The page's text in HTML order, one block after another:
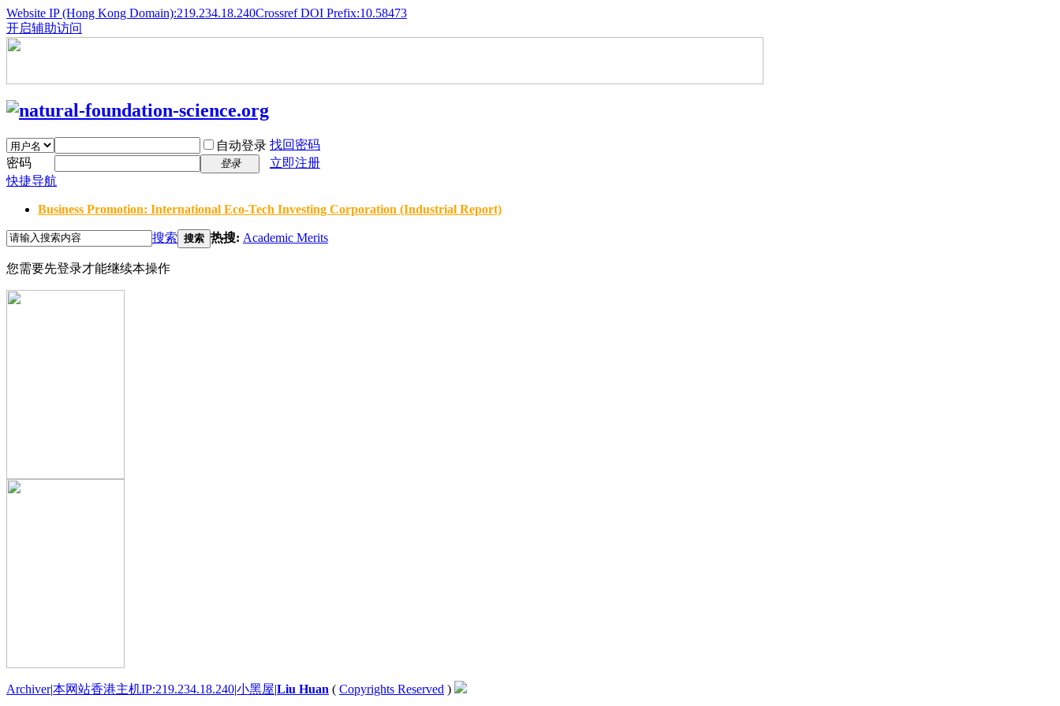
Website IP (Hong Kong Domain):219.234.18.240Crossref DOI Prefix:10.58473
开启辅助访问
自动登录 找回密码
密码
登录
立即注册
快捷导航
Business Promotion: International Eco-Tech Investing Corporation (Industrial Report)
搜索 搜索 热搜: Academic Merits
您需要先登录才能继续本操作
Archiver|本网站香港主机IP:219.234.18.240|小黑屋|Liu Huan ( Copyrights Reserved )